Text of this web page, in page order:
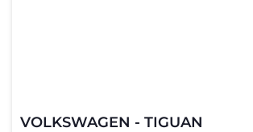
VOLKSWAGEN - TIGUAN